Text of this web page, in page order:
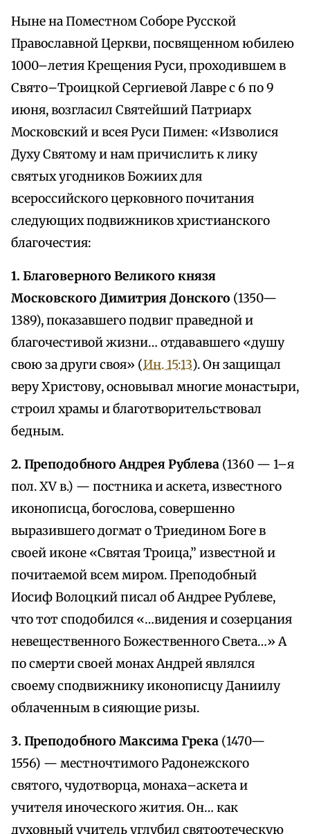
Ныне на Поместном Соборе Русской
Православной Церкви, посвященном юбилею
1000–летия Крещения Руси, проходившем в
Свято–Троицкой Сергиевой Лавре с 6 по 9
июня, возгласил Святейший Патриарх
Московский и всея Руси Пимен: «Изволися
Духу Святому и нам причислить к лику
святых угодников Божиих для
всероссийского церковного почитания
следующих подвижников христианского
благочестия:
1. Благоверного Великого князя
Московского Димитрия Донского (1350—
1389), показавшего подвиг праведной и
благочестивой жизни… отдававшего «душу
свою за други своя» (Ин. 15:13). Он защищал
веру Христову, основывал многие монастыри,
строил храмы и благотворительствовал
бедным.
2. Преподобного Андрея Рублева (1360 — 1–я
пол. ХV в.) — постника и аскета, известного
иконописца, богослова, совершенно
выразившего догмат о Триедином Боге в
своей иконе «Святая Троица,” известной и
почитаемой всем миром. Преподобный
Иосиф Волоцкий писал об Андрее Рублеве,
что тот сподобился «…видения и созерцания
невещественного Божественного Света…» А
по смерти своей монах Андрей являлся
своему сподвижнику иконописцу Даниилу
облаченным в сияющие ризы.
3. Преподобного Максима Грека (1470—
1556) — местночтимого Радонежского
святого, чудотворца, монаха–аскета и
учителя иноческого жития. Он… как
духовный учитель углубил святоотеческую